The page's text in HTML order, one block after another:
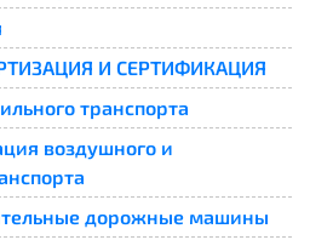
И СЕРТИФИКАЦИЯ
транспорта
воздушного и
дорожные машины